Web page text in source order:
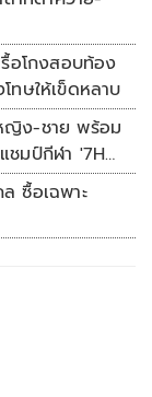
อโกงสอบท้อง
ทษให้เข็ดหลาบ
ญิง-ชาย พร้อม
ชมป์กีฬา '7HD
ซื้อเฉพาะ